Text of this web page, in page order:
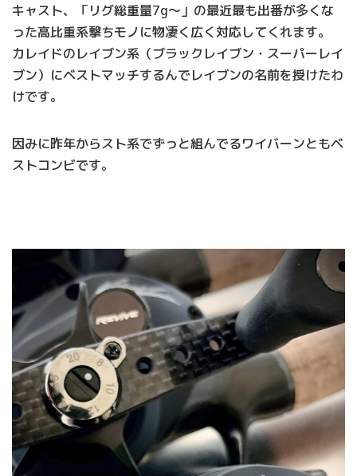
キャスト、「リグ総重量7g～」の最近最も出番が多くな
った高比重系撃ちモノに物凄く広く対応してくれます。
カレイドのレイブン系（ブラックレイブン・スーパーレイ
ブン）にベストマッチするんでレイブンの名前を授けたわ
けです。
因みに昨年からスト系でずっと組んでるワイバーンともベ
ストコンビです。